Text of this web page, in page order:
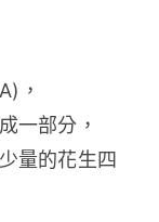
，
一部分，
量的花生四